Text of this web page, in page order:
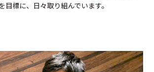
目標に、日々取り組んでいます。